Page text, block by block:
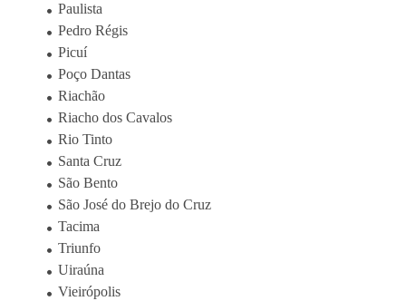
Paulista
Pedro Régis
Picuí
Poço Dantas
Riachão
Riacho dos Cavalos
Rio Tinto
Santa Cruz
São Bento
São José do Brejo do Cruz
Tacima
Triunfo
Uiraúna
Vieirópolis